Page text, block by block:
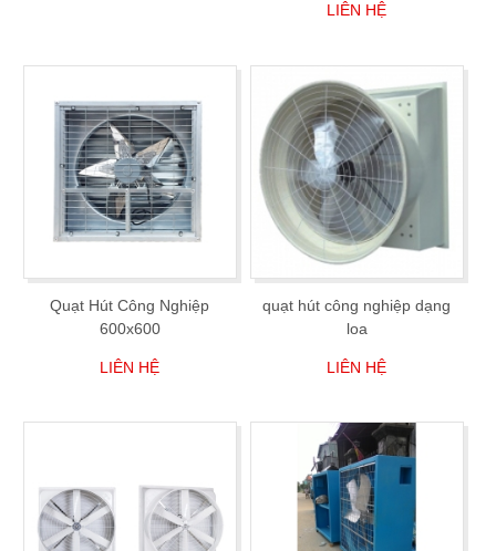
LIÊN HỆ
Quạt Hút Công Nghiệp
600x600
LIÊN HỆ
quạt hút công nghiệp dạng
loa
LIÊN HỆ